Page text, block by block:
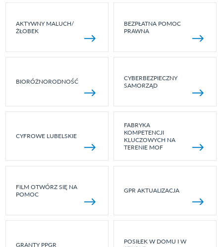
AKTYWNY MALUCH/
ŻŁOBEK
BEZPŁATNA POMOC
PRAWNA
BIORÓŻNORODNOŚĆ
CYBERBEZPIECZNY
SAMORZĄD
CYFROWE LUBELSKIE
FABRYKA
KOMPETENCJI
KLUCZOWYCH NA
TERENIE MOF
FILM OTWÓRZ SIĘ NA
POMOC
GPR AKTUALIZACJA
GRANTY PPGR
POSIŁEK W DOMU I W